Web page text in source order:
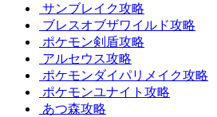
サンブレイク攻略
ブレスオブザワイルド攻略
ポケモン剣盾攻略
アルセウス攻略
ポケモンダイパリメイク攻略
ポケモンユナイト攻略
あつ森攻略